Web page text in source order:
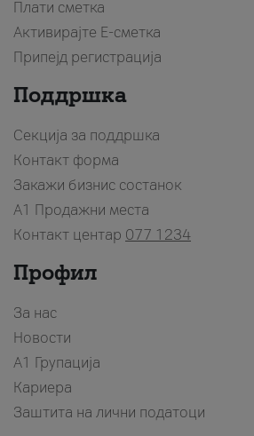
Плати сметка
Активирајте Е-сметка
Припејд регистрација
Поддршка
Секција за поддршка
Контакт форма
Закажи бизнис состанок
A1 Продажни места
Контакт центар 077 1234
Профил
За нас
Новости
А1 Групација
Кариера
Заштита на лични податоци